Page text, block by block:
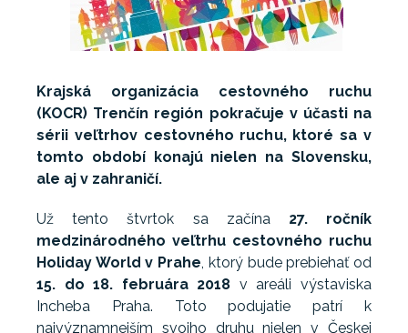
Krajská organizácia cestovného ruchu
(KOCR) Trenčín región pokračuje v účasti na
sérii veľtrhov cestovného ruchu, ktoré sa v
tomto období konajú nielen na Slovensku,
ale aj v zahraničí.
Už tento štvrtok sa začína 27. ročník
medzinárodného veľtrhu cestovného ruchu
Holiday World v Prahe, ktorý bude prebiehať od
15. do 18. februára 2018 v areáli výstaviska
Incheba Praha. Toto podujatie patrí k
najvýznamnejším svojho druhu nielen v Českej